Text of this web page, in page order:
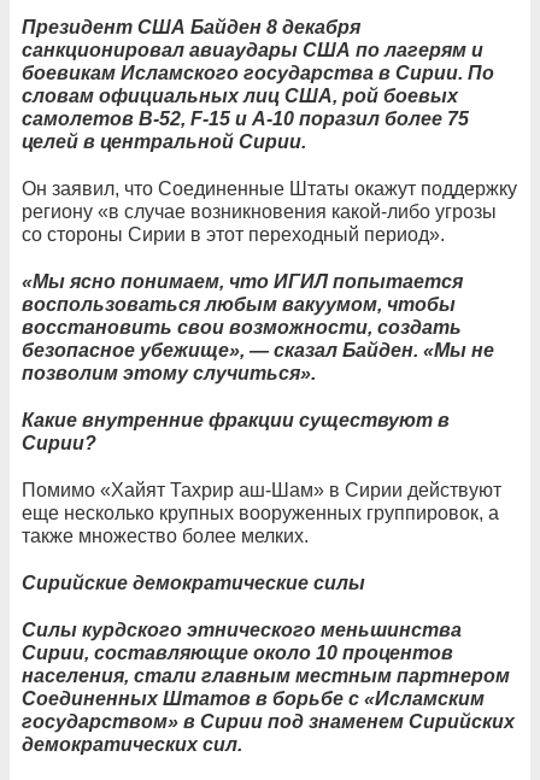
Президент США Байден 8 декабря
санкционировал авиаудары США по лагерям и
боевикам Исламского государства в Сирии. По
словам официальных лиц США, рой боевых
самолетов B-52, F-15 и A-10 поразил более 75
целей в центральной Сирии.
Он заявил, что Соединенные Штаты окажут поддержку
региону «в случае возникновения какой-либо угрозы
со стороны Сирии в этот переходный период».
«Мы ясно понимаем, что ИГИЛ попытается
воспользоваться любым вакуумом, чтобы
восстановить свои возможности, создать
безопасное убежище», — сказал Байден. «Мы не
позволим этому случиться».
Какие внутренние фракции существуют в
Сирии?
Помимо «Хайят Тахрир аш-Шам» в Сирии действуют
еще несколько крупных вооруженных группировок, а
также множество более мелких.
Сирийские демократические силы
Силы курдского этнического меньшинства
Сирии, составляющие около 10 процентов
населения, стали главным местным партнером
Соединенных Штатов в борьбе с «Исламским
государством» в Сирии под знаменем Сирийских
демократических сил.